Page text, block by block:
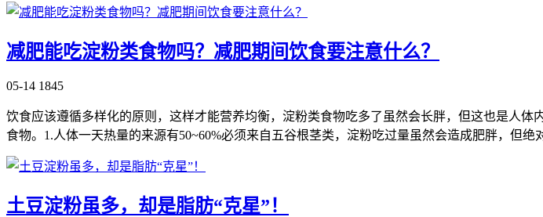
减肥能吃淀粉类食物吗？减肥期间饮食要注意什么？
05-14 1845
饮食应该遵循多样化的原则，这样才能营养均衡，淀粉类食物吃多了虽然会长胖，但这也是人
食物。1.人体一天热量的来源有50~60%必须来自五谷根茎类，淀粉吃过量虽然会造成肥胖，但
土豆淀粉虽多，却是脂肪“克星”！